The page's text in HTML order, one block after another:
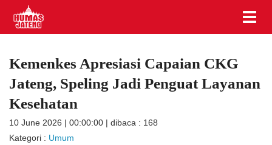
Kemenkes Apresiasi Capaian CKG
Jateng, Speling Jadi Penguat Layanan
Kesehatan
10 June 2026 | 00:00:00 | dibaca : 168
Kategori : Umum